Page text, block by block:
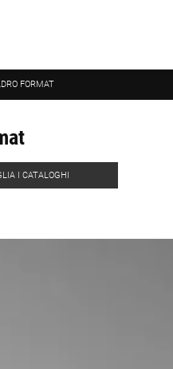
FORMAT
I CATALOGHI